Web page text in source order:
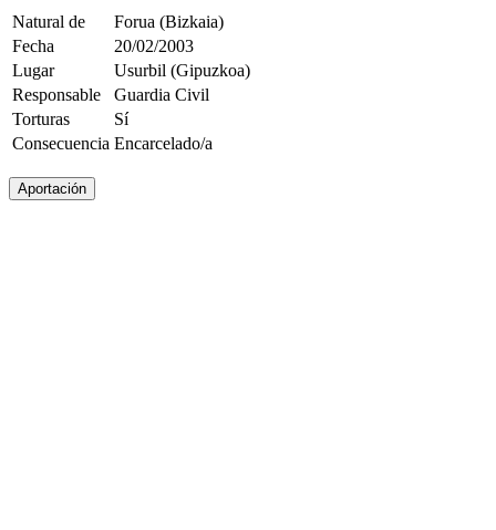
Natural de
Forua (Bizkaia)
Fecha
20/02/2003
Lugar
Usurbil (Gipuzkoa)
Responsable
Guardia Civil
Torturas
Sí
Consecuencia Encarcelado/a